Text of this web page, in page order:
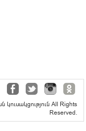
All Rights
Reserved.